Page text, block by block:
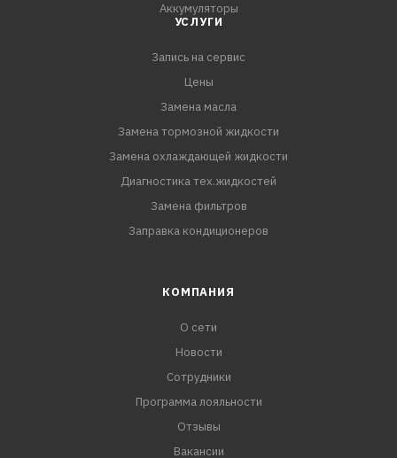
Аккумуляторы
УСЛУГИ
Запись на сервис
Цены
Замена масла
Замена тормозной жидкости
Замена охлаждающей жидкости
Диагностика тех.жидкостей
Замена фильтров
Заправка кондиционеров
КОМПАНИЯ
О сети
Новости
Сотрудники
Программа лояльности
Отзывы
Вакансии